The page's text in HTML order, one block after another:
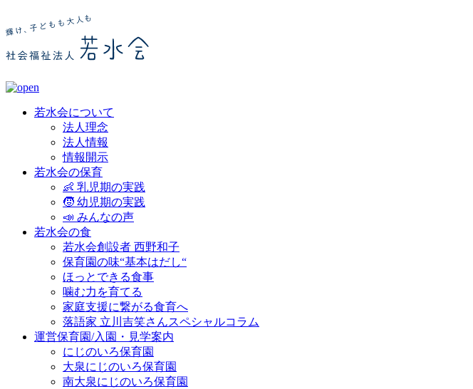
若水会について
法人理念
法人情報
情報開示
若水会の保育
👶 乳児期の実践
🧒 幼児期の実践
📣 みんなの声
若水会の食
若水会創設者 西野和子
保育園の味“基本はだし“
ほっとできる食事
噛む力を育てる
家庭支援に繋がる食育へ
落語家 立川吉笑さんスペシャルコラム
運営保育園/入園・見学案内
にじのいろ保育園
大泉にじのいろ保育園
南大泉にじのいろ保育園